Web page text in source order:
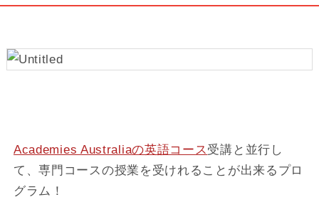
Academies Australiaの英語コース 受講と並行し
て、専門コースの授業を受けれることが出来るプロ
グラム！